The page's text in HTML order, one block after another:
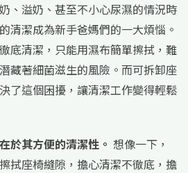
、溢奶、甚至不小心尿濕的情況時
清潔成為新手爸媽們的一大煩惱。
底清潔，只能用濕布簡單擦拭，難
藏著細菌滋生的風險。而可拆卸座
了這個困擾，讓清潔工作變得輕鬆
於其方便的清潔性。 想像一下，
拭座椅縫隙，擔心清潔不徹底，擔